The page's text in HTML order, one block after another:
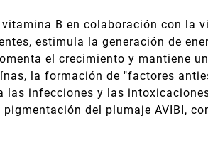
B en colaboración con la
estimula la generación de
el crecimiento y mantiene
la formación de "factores
las infecciones y las
del plumaje AVIBI,